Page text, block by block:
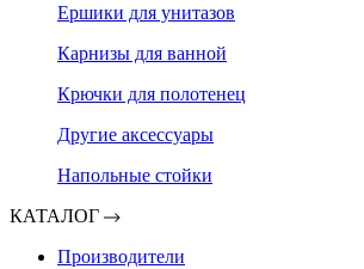
Ершики для унитазов
Карнизы для ванной
Крючки для полотенец
Другие аксессуары
Напольные стойки
КАТАЛОГ
Производители